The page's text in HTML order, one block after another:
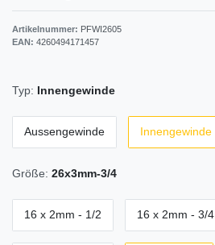
Artikelnummer: PFWI2605
EAN: 4260494171457
Typ: Innengewinde
Aussengewinde Innengewinde
Größe: 26x3mm-3/4
16 x 2mm - 1/2 16 x 2mm - 3/4